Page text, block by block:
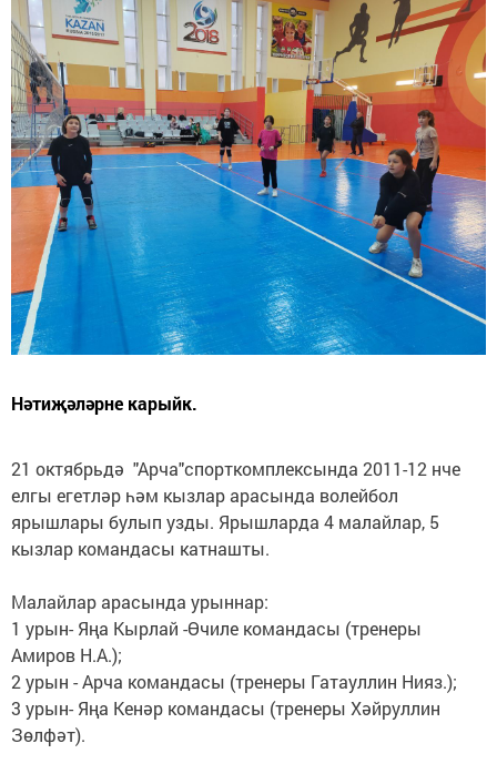
Нәтиҗәләрне карыйк.
21 октябрьдә "Арча"спорткомплексында 2011-12 нче
елгы егетләр һәм кызлар арасында волейбол
ярышлары булып узды. Ярышларда 4 малайлар, 5
кызлар командасы катнашты.
Малайлар арасында урыннар:
1 урын- Яңа Кырлай -Өчиле командасы (тренеры
Амиров Н.А.);
2 урын - Арча командасы (тренеры Гатауллин Нияз.);
3 урын- Яңа Кенәр командасы (тренеры Хәйруллин
Зөлфәт).